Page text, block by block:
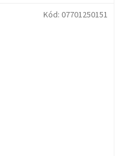
Kód: 07701250151